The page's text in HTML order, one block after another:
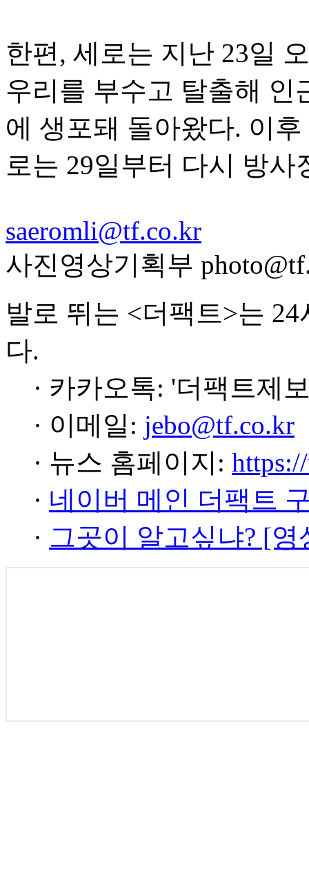
한편, 세로는 지난 23일
우리를 부수고 탈출해 인
에 생포돼 돌아왔다. 이
로는 29일부터 다시 방
saeromli@tf.co.kr
사진영상기획부
발로 뛰는 <더팩트>는
다.
· 카카오톡: '더팩트제
· 이메일: jebo@tf.co.kr
· 뉴스 홈페이지:
· 네이버 메인 더팩트
· 그곳이 알고싶냐? [